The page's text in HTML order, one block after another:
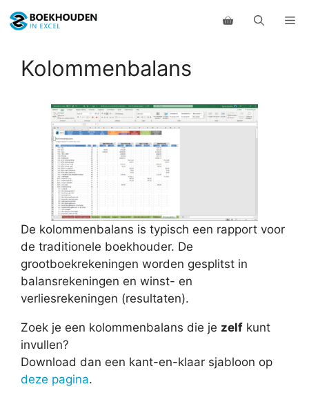
naar
inhoudKolommenbalans
De kolommenbalans is typisch een rapport voor
de traditionele boekhouder. De
grootboekrekeningen worden gesplitst in
balansrekeningen en winst- en
verliesrekeningen (resultaten).
Zoek je een kolommenbalans die je zelf kunt
invullen?
Download dan een kant-en-klaar sjabloon op
deze pagina.